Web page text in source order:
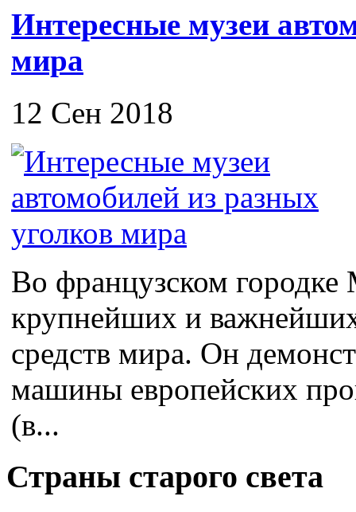
Интересные музеи
мира
12 Сен 2018
Во французском
крупнейших и
средств мира. Он
машины европейских
(в...
Страны старого света